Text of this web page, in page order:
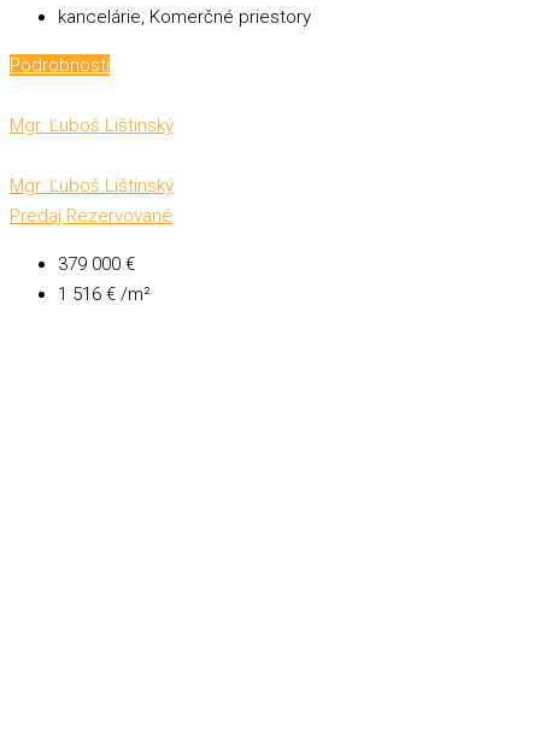
kancelárie, Komerčné priestory
Podrobnosti
Mgr. Ľuboš Lištinský
Mgr. Ľuboš Lištinský
Predaj Rezervované
379 000 €
1 516 € /m²